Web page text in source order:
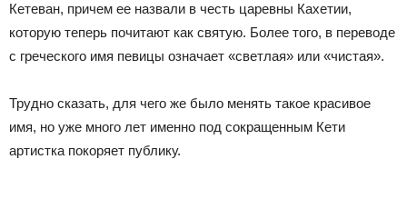
Кетеван, причем ее назвали в честь царевны Кахетии,
которую теперь почитают как святую. Более того, в переводе
с греческого имя певицы означает «светлая» или «чистая».
Трудно сказать, для чего же было менять такое красивое
имя, но уже много лет именно под сокращенным Кети
артистка покоряет публику.